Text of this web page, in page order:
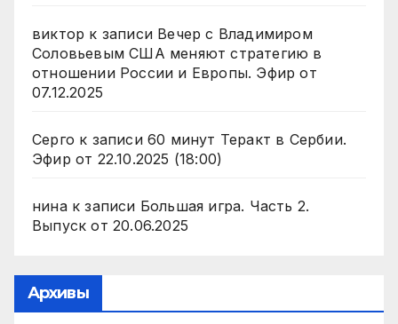
виктор к записи Вечер с Владимиром
Соловьевым США меняют стратегию в
отношении России и Европы. Эфир от
07.12.2025
Серго к записи 60 минут Теракт в Сербии.
Эфир от 22.10.2025 (18:00)
нинак записи Большая игра. Часть 2.
Выпуск от 20.06.2025
Архивы